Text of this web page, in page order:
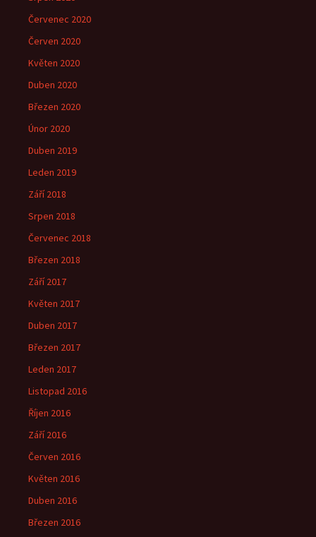
Červenec 2020
Červen 2020
Květen 2020
Duben 2020
Březen 2020
Únor 2020
Duben 2019
Leden 2019
Září 2018
Srpen 2018
Červenec 2018
Březen 2018
Září 2017
Květen 2017
Duben 2017
Březen 2017
Leden 2017
Listopad 2016
Říjen 2016
Září 2016
Červen 2016
Květen 2016
Duben 2016
Březen 2016